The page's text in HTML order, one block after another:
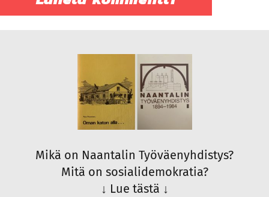
Mikä on Naantalin Työväenyhdistys?
Mitä on sosialidemokratia?
↓ Lue tästä ↓